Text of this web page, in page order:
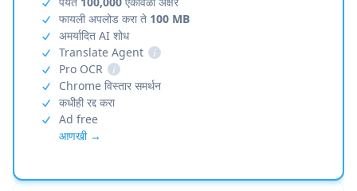
फायली अपलोड करा ते 100 MB
अमर्यादित AI शोध
Translate Agent
i
Pro OCR
i
Chrome विस्तार समर्थन
कधीही रद्द करा
Ad free
आणखी →